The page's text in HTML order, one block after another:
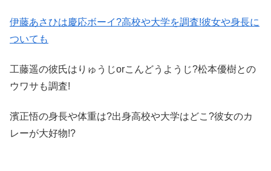
伊藤あさひは慶応ボーイ?高校や大学を調査!彼女や身長に
ついても
工藤遥の彼氏はりゅうじorこんどうようじ?松本優樹との
ウワサも調査!
濱正悟の身長や体重は?出身高校や大学はどこ?彼女のカ
レーが大好物!?